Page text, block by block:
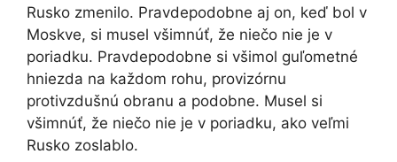
Rusko zmenilo. Pravdepodobne aj on, keď bol v
Moskve, si musel všimnúť, že niečo nie je v
poriadku. Pravdepodobne si všimol guľometné
hniezda na každom rohu, provizórnu
protivzdušnú obranu a podobne. Musel si
všimnúť, že niečo nie je v poriadku, ako veľmi
Rusko zoslablo.